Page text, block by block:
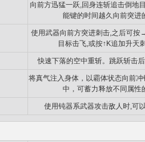
向前方迅猛一跃,回身连斩追击倒地
能键的时间越久向前突进
使用武器向前方突进刺击,之后可按
目标击飞,或按↑K追加升天
快速下落的空中重斩。跳跃斩击
将真气注入身体，以霸体状态向前
中，可蓄力释放不同属性
使用钝器系武器攻击敌人时,可